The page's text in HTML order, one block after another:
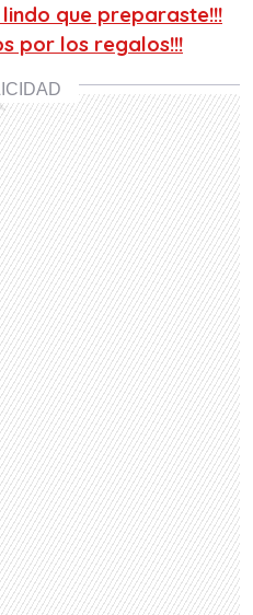
que preparaste!!!
por los regalos!!!